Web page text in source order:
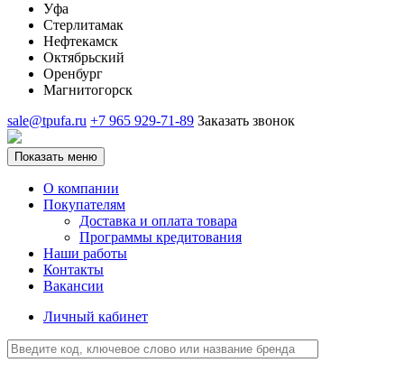
Уфа
Стерлитамак
Нефтекамск
Октябрьский
Оренбург
Магнитогорск
sale@tpufa.ru +7 965 929-71-89 Заказать звонок
Показать меню
О компании
Покупателям
Доставка и оплата товара
Программы кредитования
Наши работы
Контакты
Вакансии
Личный кабинет